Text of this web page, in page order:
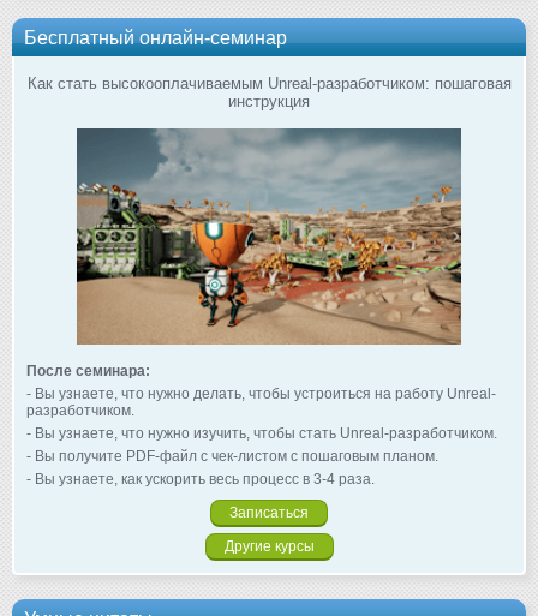
Бесплатный онлайн-семинар
Как стать высокооплачиваемым Unreal-разработчиком: пошаговая
инструкция
После семинара:
- Вы узнаете, что нужно делать, чтобы устроиться на работу Unreal-
разработчиком.
- Вы узнаете, что нужно изучить, чтобы стать Unreal-разработчиком.
- Вы получите PDF-файл с чек-листом с пошаговым планом.
- Вы узнаете, как ускорить весь процесс в 3-4 раза.
Записаться
Другие курсы